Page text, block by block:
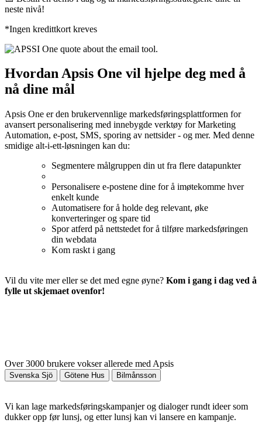
neste nivå!
*Ingen kredittkort kreves
Hvordan Apsis One vil hjelpe deg med å
nå dine mål
Apsis One er den brukervennlige markedsføringsplattformen for
avansert personalisering med innebygde verktøy for Marketing
Automation, e-post, SMS, sporing av nettsider - og mer. Med denne
smidige alt-i-ett-løsningen kan du:
Segmentere målgruppen din ut fra flere datapunkter
Personalisere e-postene dine for å imøtekomme hver
enkelt kunde
Automatisere for å holde deg relevant, øke
konverteringer og spare tid
Spor atferd på nettstedet for å tilføre markedsføringen
din webdata
Kom raskt i gang
Vil du vite mer eller se det med egne øyne? Kom i gang i dag ved å
fylle ut skjemaet ovenfor!
Over 3000 brukere vokser allerede med Apsis
Svenska Sjö Götene Hus Bilmånsson
Vi kan lage markedsføringskampanjer og dialoger rundt ideer som
dukker opp før lunsj, og etter lunsj kan vi lansere en kampanje.